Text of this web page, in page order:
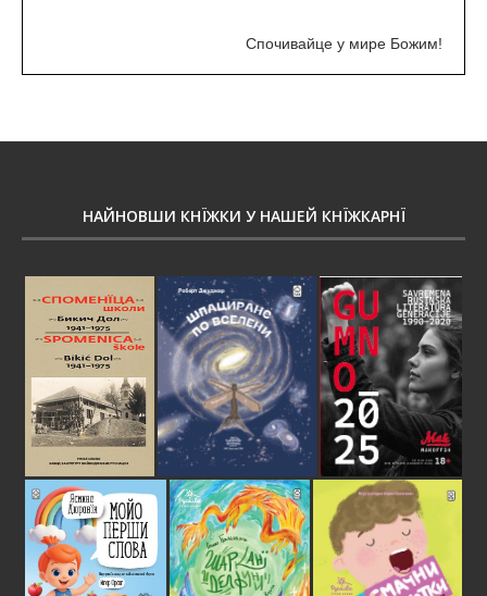
Спочивайце у мире Божим!
НАЙНОВШИ КНЇЖКИ У НАШЕЙ КНЇЖКАРНЇ